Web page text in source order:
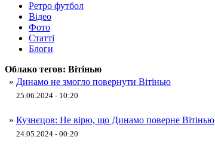
Ретро футбол
Відео
Фото
Статті
Блоги
Облако тегов: Вітінью
» Динамо не змогло повернути Вітінью
25.06.2024 - 10:20
» Кузнєцов: Не вірю, що Динамо поверне Вітінью
24.05.2024 - 00:20